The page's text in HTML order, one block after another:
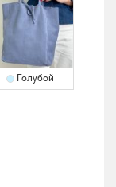
Голубой